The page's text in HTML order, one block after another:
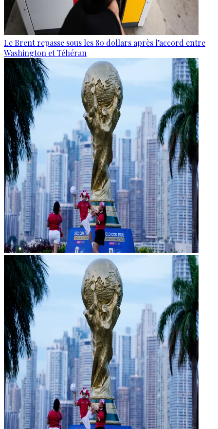
Le Brent repasse sous les 80 dollars après l’accord entre
Washington et Téhéran